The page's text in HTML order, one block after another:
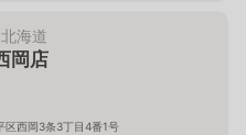
海道
岡店
区西岡3条3丁目4番1号